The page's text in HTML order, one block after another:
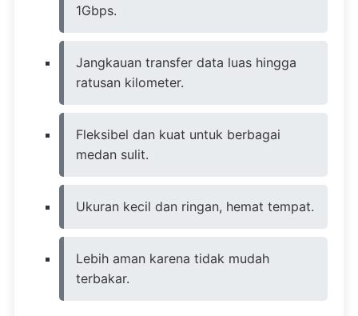
1Gbps.
Jangkauan transfer data luas hingga
ratusan kilometer.
Fleksibel dan kuat untuk berbagai
medan sulit.
Ukuran kecil dan ringan, hemat tempat.
Lebih aman karena tidak mudah
terbakar.